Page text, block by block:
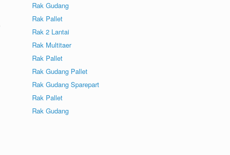
Rak Gudang
Rak Pallet
Rak 2 Lantai
Rak Multitaer
Rak Pallet
Rak Gudang Pallet
Rak Gudang Sparepart
Rak Pallet
Rak Gudang